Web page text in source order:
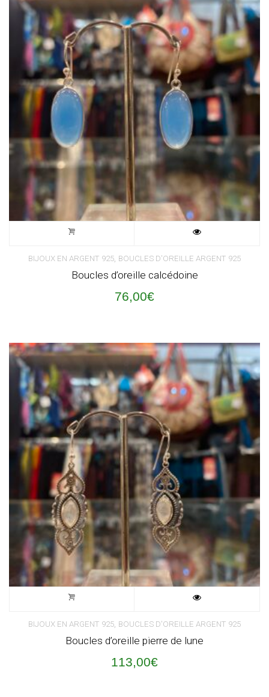
BIJOUX EN ARGENT 925, BOUCLES D'OREILLE ARGENT 925
Boucles d’oreille calcédoine
76,00€
BIJOUX EN ARGENT 925, BOUCLES D'OREILLE ARGENT 925
Boucles d’oreille pierre de lune
113,00€